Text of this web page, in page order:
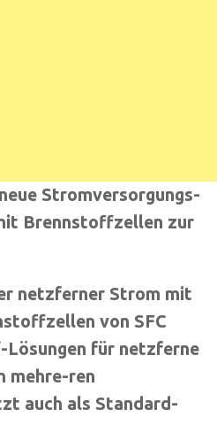
Stromversorgungs-
Brennstoffzellen zur
netzferner Strom mit
von SFC
Lösungen für netzferne
mehre-ren
auch als Standard-